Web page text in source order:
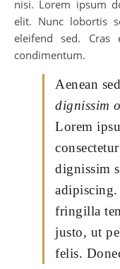
nisi. Lorem ipsum
elit. Nunc lobortis
eleifend sed. Cras
condimentum.
Aenean
dignissim
Lorem
dignissim
fringilla
justo, ut
felis.